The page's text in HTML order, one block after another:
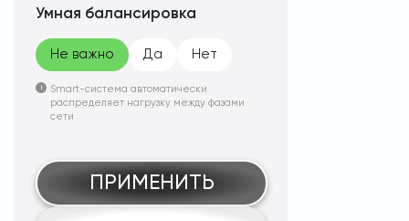
Умная балансировка
Не важно Да Нет
Smart-система автоматически
распределяет нагрузку между фазами
сети
ПРИМЕНИТЬ